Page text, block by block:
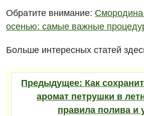
Обратите внимание:
осенью: самые важные
Больше интересных статей
Предыдущее: Как
аромат петрушки в
правила полива и